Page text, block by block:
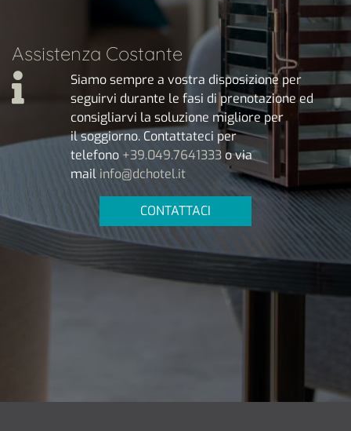
Temporary Showroom
SCOPRI
Assistenza Costante
Siamo sempre a vostra disposizione per
seguirvi durante le fasi di prenotazione ed
consigliarvi la soluzione migliore per
il soggiorno. Contattateci per
telefono +39.049.7641333o via
mail info@dchotel.it
CONTATTACI